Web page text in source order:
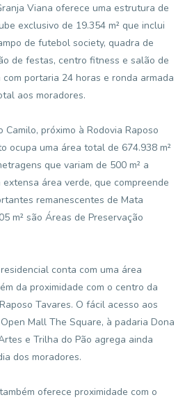
Viana oferece uma estrutura de
exclusivo de 19.354 m² que inclui
de futebol society, quadra de
de festas, centro fitness e salão de
portaria 24 horas e ronda armada
aos moradores.
próximo à Rodovia Raposo
ocupa uma área total de 674.938 m²
que variam de 500 m² a
área verde, que compreende
remanescentes de Mata
m² são Áreas de Preservação
conta com uma área
da proximidade com o centro da
Tavares. O fácil acesso aos
Mall The Square, à padaria Dona
e Trilha do Pão agrega ainda
dos moradores.
oferece proximidade com o